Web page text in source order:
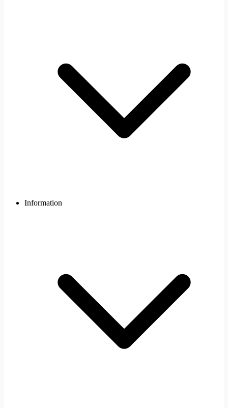
Information